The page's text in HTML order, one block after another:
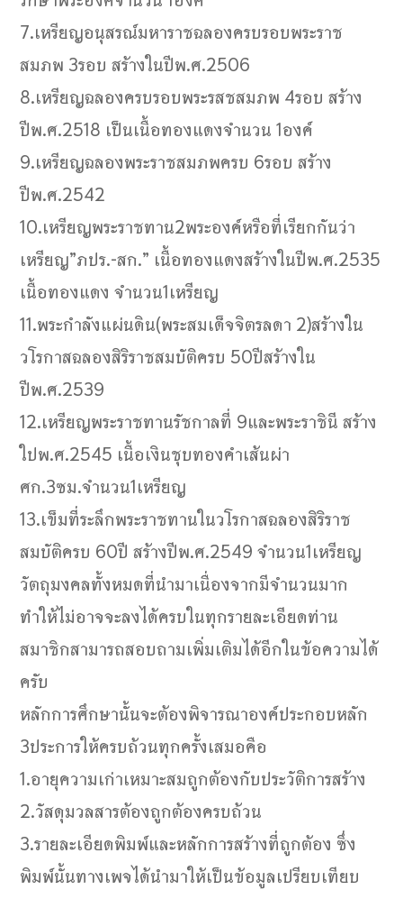
7.เหรียญอนุสรณ์มหาราชฉลองครบรอบพระราช
สมภพ 3รอบ สร้างในปีพ.ศ.2506
8.เหรียญฉลองครบรอบพระรสชสมภพ 4รอบ สร้าง
ปีพ.ศ.2518 เป็นเนื้อทองแดงจำนวน 1องค์
9.เหรียญฉลองพระราชสมภพครบ 6รอบ สร้าง
ปีพ.ศ.2542
10.เหรียญพระราชทาน2พระองค์หรือที่เรียกกันว่า
เหรียญ”ภปร.-สก.” เนื้อทองแดงสร้างในปีพ.ศ.2535
เนื้อทองแดง จำนวน1เหรียญ
11.พระกำลังแผ่นดิน(พระสมเด็จจิตรลดา 2)สร้างใน
วโรกาสฉลองสิริราชสมบัติครบ 50ปีสร้างใน
ปีพ.ศ.2539
12.เหรียญพระราชทานรัชกาลที่ 9และพระราชินี สร้าง
ใปพ.ศ.2545 เนื้อเงินชุบทองคำเส้นผ่า
ศก.3ซม.จำนวน1เหรียญ
13.เข็มที่ระลึกพระราชทานในวโรกาสฉลองสิริราช
สมบัติครบ 60ปี สร้างปีพ.ศ.2549 จำนวน1เหรียญ
วัตถุมงคลทั้งหมดที่นำมาเนื่องจากมีจำนวนมาก
ทำให้ไม่อาจจะลงได้ครบในทุกรายละเอียดท่าน
สมาชิกสามารถสอบถามเพิ่มเติมได้อีกในข้อความได้
ครับ
หลักการศึกษานั้นจะต้องพิจารณาองค์ประกอบหลัก
3ประการให้ครบถ้วนทุกครั้งเสมอคือ
1.อายุความเก่าเหมาะสมถูกต้องกับประวัติการสร้าง
2.วัสดุมวลสารต้องถูกต้องครบถ้วน
3.รายละเอียดพิมพ์และหลักการสร้างที่ถูกต้อง ซึ่ง
พิมพ์นั้นทางเพจได้นำมาให้เป็นข้อมูลเปรียบเทียบ